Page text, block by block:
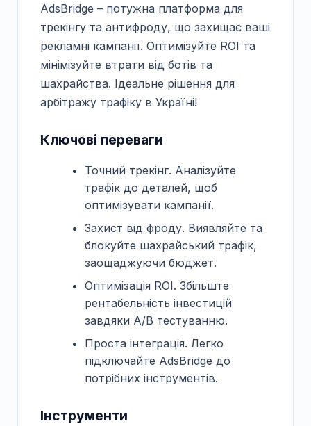
AdsBridge – потужна платформа для
трекінгу та антифроду, що захищає ваші
рекламні кампанії. Оптимізуйте ROI та
мінімізуйте втрати від ботів та
шахрайства. Ідеальне рішення для
арбітражу трафіку в Україні!
Ключові переваги
Точний трекінг. Аналізуйте
трафік до деталей, щоб
оптимізувати кампанії.
Захист від фроду. Виявляйте та
блокуйте шахрайський трафік,
заощаджуючи бюджет.
Оптимізація ROI. Збільште
рентабельність інвестицій
завдяки A/B тестуванню.
Проста інтеграція. Легко
підключайте AdsBridge до
потрібних інструментів.
Інструменти